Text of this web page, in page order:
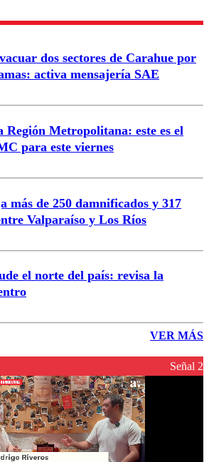
Enviar comentario
dos sectores de Carahue por
activa mensajería SAE
Región Metropolitana: este es el
para este viernes
más de 250 damnificados y 317
Valparaíso y Los Ríos
el norte del país: revisa la
VER MÁS
Señal 2